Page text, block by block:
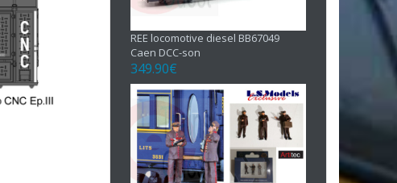
REE locomotive diesel BB67049
Caen DCC-son
349.90€